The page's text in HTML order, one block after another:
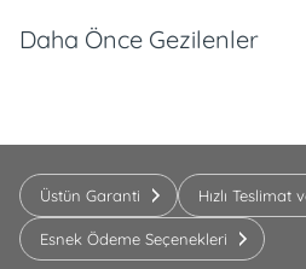
Daha Önce Gezilenler
Üstün Garanti Hızlı Teslimat
Esnek Ödeme Seçenekleri